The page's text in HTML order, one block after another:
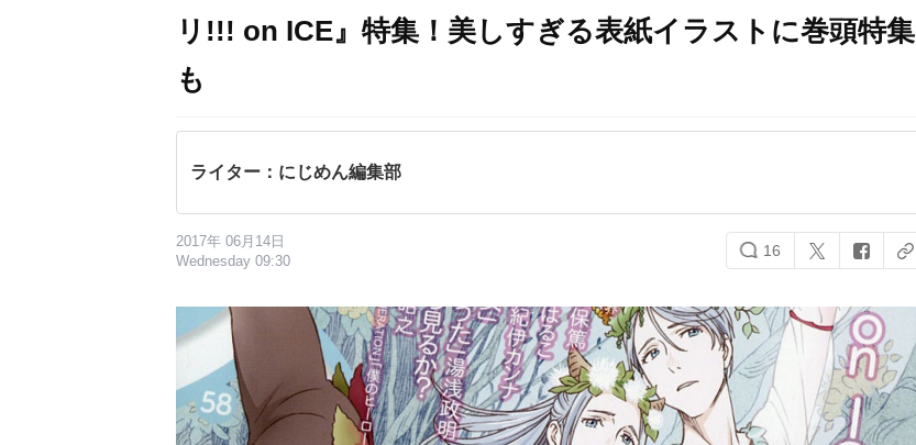
リ!!! on ICE』特集！美しすぎる表紙イラストに巻頭特集
も
ライター：にじめん編集部
2017年 06月14日
Wednesday 09:30
16